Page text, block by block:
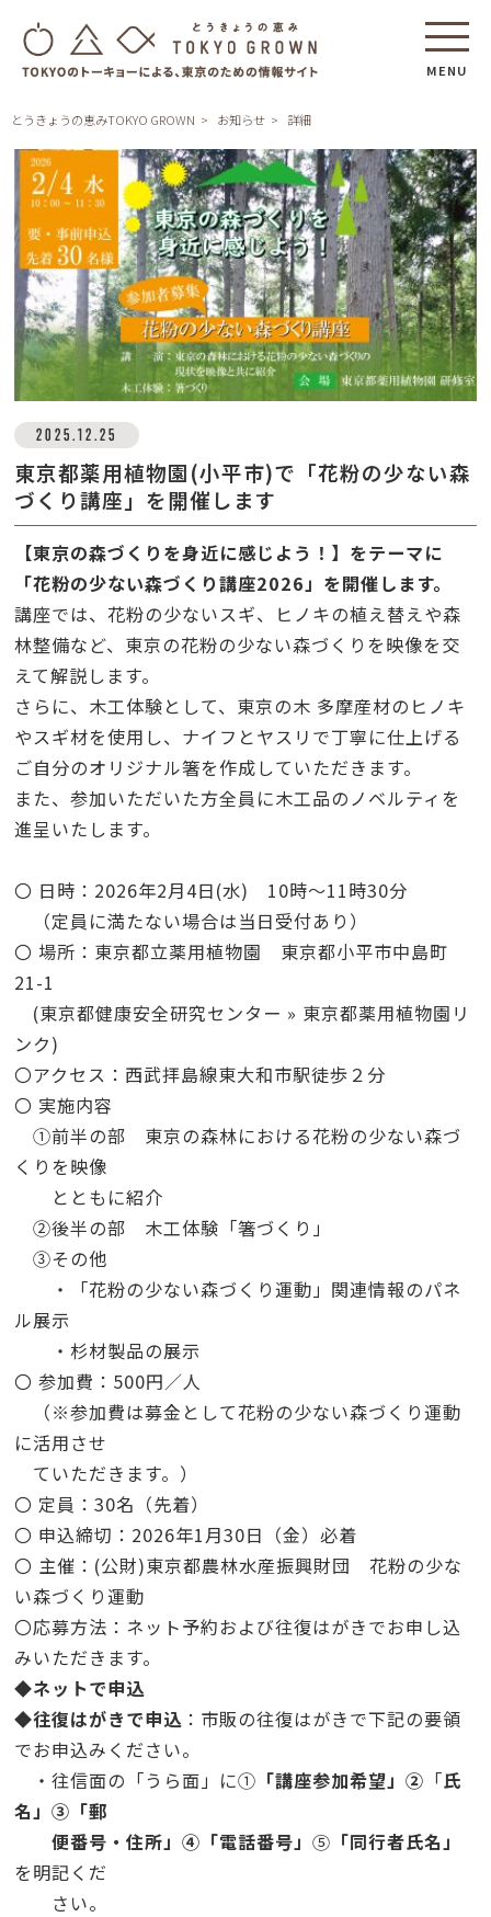
MENU
とうきょうの恵みTOKYO GROWN お知らせ 詳細
2025.12.25
東京都薬用植物園(小平市)で「花粉の少ない森
づくり講座」を開催します
【東京の森づくりを身近に感じよう！】をテーマに
「花粉の少ない森づくり講座2026」を開催します。
講座では、花粉の少ないスギ、ヒノキの植え替えや森
林整備など、東京の花粉の少ない森づくりを映像を交
えて解説します。
さらに、木工体験として、東京の木 多摩産材のヒノキ
やスギ材を使用し、ナイフとヤスリで丁寧に仕上げる
ご自分のオリジナル箸を作成していただきます。
また、参加いただいた方全員に木工品のノベルティを
進呈いたします。
〇 日時： 2026年2月4日(水) 10時～11時30分
（定員に満たない場合は当日受付あり）
〇 場所：東京都立薬用植物園 東京都小平市中島町
21-1
(東京都健康安全研究センター » 東京都薬用植物園リ
ンク)
〇アクセス：西武拝島線東大和市駅徒歩２分
〇 実施内容
①前半の部 東京の森林における花粉の少ない森づ
くりを映像
とともに紹介
②後半の部 木工体験「箸づくり」
③その他
・「花粉の少ない森づくり運動」関連情報のパネ
ル展示
・杉材製品の展示
〇 参加費： 500円／人
（※参加費は募金として花粉の少ない森づくり運動
に活用させ
ていただきます。）
〇 定員：30名（先着）
〇 申込締切： 2026年1月30日（金）必着
〇 主催： (公財)東京都農林水産振興財団 花粉の少な
い森づくり運動
〇応募方法：ネット予約および往復はがきでお申し込
みいただきます。
◆ネットで申込
◆往復はがきで申込 ：市販の往復はがきで下記の要領
でお申込みください。
・往信面の「うら面」に① 「講座参加希望」② 「氏
名」③ 「郵
便番号・住所」④ 「電話番号」⑤ 「同行者氏名」
を明記くだ
さい。